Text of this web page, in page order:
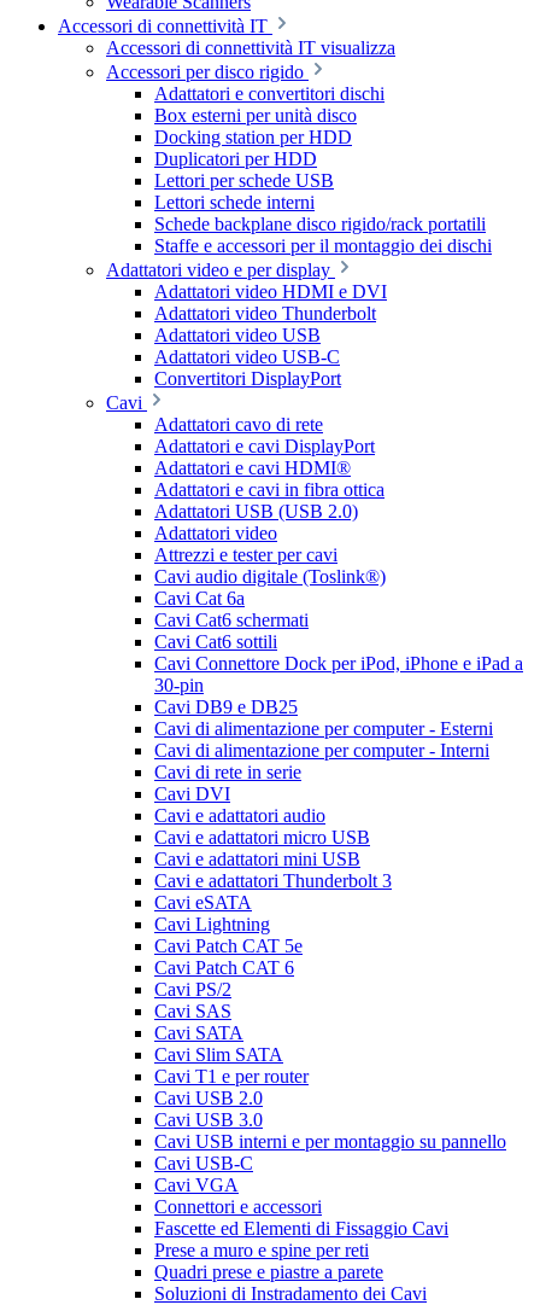
Accessori di connettività IT
Accessori di connettività IT visualizza
Accessori per disco rigido
Adattatori e convertitori dischi
Box esterni per unità disco
Docking station per HDD
Duplicatori per HDD
Lettori per schede USB
Lettori schede interni
Schede backplane disco rigido/rack portatili
Staffe e accessori per il montaggio dei dischi
Adattatori video e per display
Adattatori video HDMI e DVI
Adattatori video Thunderbolt
Adattatori video USB
Adattatori video USB-C
Convertitori DisplayPort
Cavi
Adattatori cavo di rete
Adattatori e cavi DisplayPort
Adattatori e cavi HDMI®
Adattatori e cavi in fibra ottica
Adattatori USB (USB 2.0)
Adattatori video
Attrezzi e tester per cavi
Cavi audio digitale (Toslink®)
Cavi Cat 6a
Cavi Cat6 schermati
Cavi Cat6 sottili
Cavi Connettore Dock per iPod, iPhone e iPad a
30-pin
Cavi DB9 e DB25
Cavi di alimentazione per computer - Esterni
Cavi di alimentazione per computer - Interni
Cavi di rete in serie
Cavi DVI
Cavi e adattatori audio
Cavi e adattatori micro USB
Cavi e adattatori mini USB
Cavi e adattatori Thunderbolt 3
Cavi eSATA
Cavi Lightning
Cavi Patch CAT 5e
Cavi Patch CAT 6
Cavi PS/2
Cavi SAS
Cavi SATA
Cavi Slim SATA
Cavi T1 e per router
Cavi USB 2.0
Cavi USB 3.0
Cavi USB interni e per montaggio su pannello
Cavi USB-C
Cavi VGA
Connettori e accessori
Fascette ed Elementi di Fissaggio Cavi
Prese a muro e spine per reti
Quadri prese e piastre a parete
Soluzioni di Instradamento dei Cavi